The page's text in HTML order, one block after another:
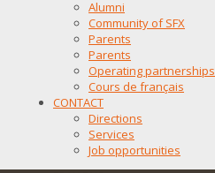
Alumni
Community of SFX
Parents
Parents
Operating partnerships
Cours de français
CONTACT
Directions
Services
Job opportunities